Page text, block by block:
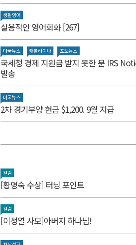
생활영어
실용적인 영어회화 [267]
미국뉴스 캐롤라이나 포토뉴스
국세청 경제 지원금 받지 못한 분 IRS
발송
미국뉴스
2차 경기부양 현금 $1,200. 9월 지급
컬럼
[황명숙 수상] 터닝 포인트
컬럼
[이정열 사모]아버지 하나님!